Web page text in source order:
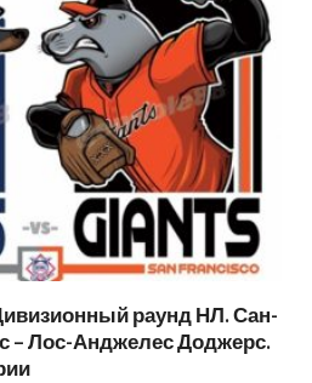
раунд НЛ. Сан-
– Лос-Анджелес Доджерс.